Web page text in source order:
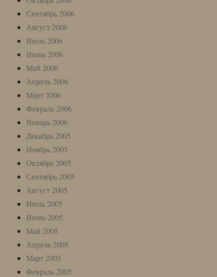
Сентябрь 2006
Август 2006
Июль 2006
Июнь 2006
Май 2006
Апрель 2006
Март 2006
Февраль 2006
Январь 2006
Декабрь 2005
Ноябрь 2005
Октябрь 2005
Сентябрь 2005
Август 2005
Июль 2005
Июнь 2005
Май 2005
Апрель 2005
Март 2005
Февраль 2005